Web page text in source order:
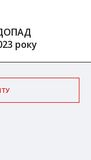
року